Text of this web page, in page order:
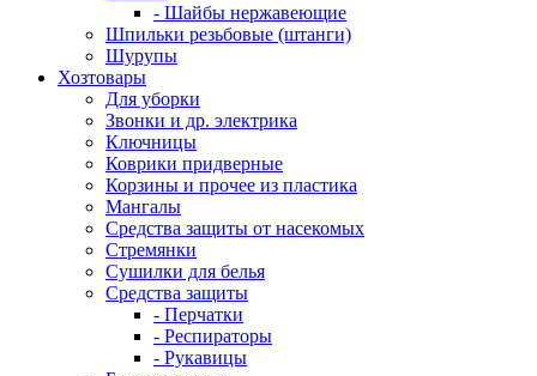
- Шайбы нержавеющие
Шпильки резьбовые (штанги)
Шурупы
Хозтовары
Для уборки
Звонки и др. электрика
Ключницы
Коврики придверные
Корзины и прочее из пластика
Мангалы
Средства защиты от насекомых
Стремянки
Сушилки для белья
Средства защиты
- Перчатки
- Респираторы
- Рукавицы